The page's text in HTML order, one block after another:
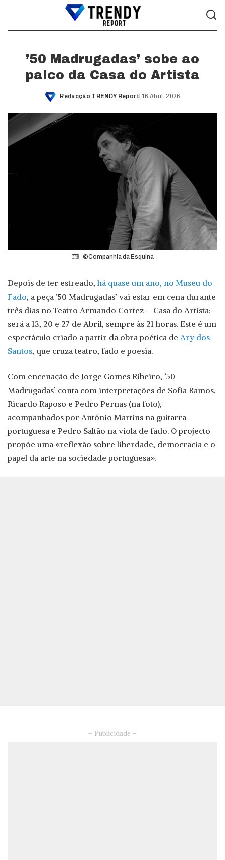
’50 Madrugadas’ sobe ao
palco da Casa do Artista
Posted
Redacção TRENDY Report 16 Abril, 2026
©Companhia da Esquina
Depois de ter estreado, há quase um ano, no Museu do
Fado, a peça ’50 Madrugadas’ vai estar em cena durante
três dias no Teatro Armando Cortez – Casa do Artista:
será a 13, 20 e 27 de Abril, sempre às 21 horas. Este é um
espectáculo criado a partir da obra poética de Ary dos
Santos, que cruza teatro, fado e poesia.
Com encenação de Jorge Gomes Ribeiro, ’50
Madrugadas’ conta com interpretações de Sofia Ramos,
Ricardo Raposo e Pedro Pernas (na foto),
acompanhados por António Martins na guitarra
portuguesa e Pedro Saltão na viola de fado. O projecto
propõe uma «reflexão sobre liberdade, democracia e o
papel da arte na sociedade portuguesa».
– Publicidade –